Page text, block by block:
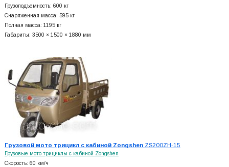
Грузоподъемность: 600 кг
Снаряженная масса: 595 кг
Полная масса: 1195 кг
Габариты: 3500 × 1500 × 1880 мм
Грузовой мото трицикл с кабиной ZongshenZS200ZH-15
Грузовые мото трициклы с кабиной Zongshen
Скорость: 60 км/ч